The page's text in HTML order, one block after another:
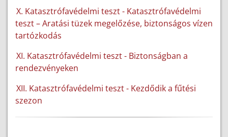
X. Katasztrófavédelmi teszt - Katasztrófavédelmi
teszt – Aratási tüzek megelőzése, biztonságos vízen
tartózkodás
XI. Katasztrófavédelmi teszt- Biztonságban a
rendezvényeken
XII. Katasztrófavédelmi teszt - Kezdődik a fűtési
szezon